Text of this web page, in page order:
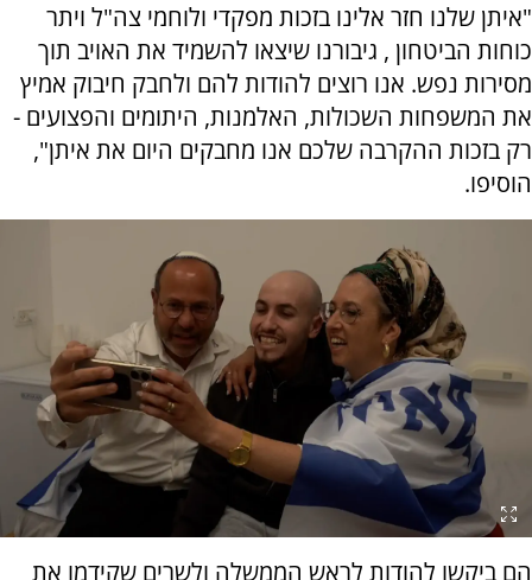
"איתן שלנו חזר אלינו בזכות מפקדי ולוחמי צה"ל ויתר
כוחות הביטחון , גיבורנו שיצאו להשמיד את האויב תוך
מסירות נפש. אנו רוצים להודות להם ולחבק חיבוק אמיץ
את המשפחות השכולות, האלמנות, היתומים והפצועים -
רק בזכות ההקרבה שלכם אנו מחבקים היום את איתן",
הוסיפו.
הם ביקשו להודות לראש הממשלה ולשרים שקידמו את